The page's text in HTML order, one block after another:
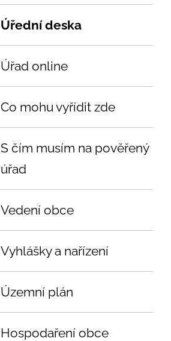
Úřední deska
Úřad online
Co mohu vyřídit zde
S čím musím na pověřený
úřad
Vedení obce
Vyhlášky a nařízení
Územní plán
Hospodaření obce